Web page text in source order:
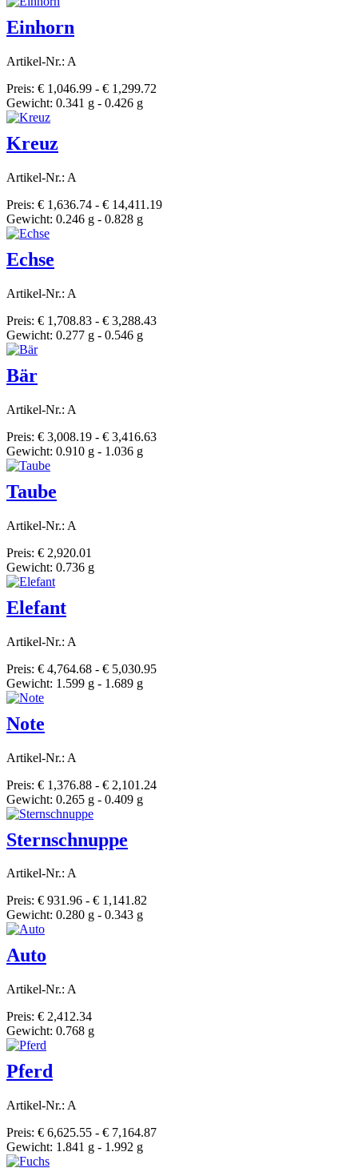
Einhorn
Artikel-Nr.: A
Preis: € 1,046.99 - € 1,299.72
Gewicht: 0.341 g - 0.426 g
Kreuz
Artikel-Nr.: A
Preis: € 1,636.74 - € 14,411.19
Gewicht: 0.246 g - 0.828 g
Echse
Artikel-Nr.: A
Preis: € 1,708.83 - € 3,288.43
Gewicht: 0.277 g - 0.546 g
Bär
Artikel-Nr.: A
Preis: € 3,008.19 - € 3,416.63
Gewicht: 0.910 g - 1.036 g
Taube
Artikel-Nr.: A
Preis: € 2,920.01
Gewicht: 0.736 g
Elefant
Artikel-Nr.: A
Preis: € 4,764.68 - € 5,030.95
Gewicht: 1.599 g - 1.689 g
Note
Artikel-Nr.: A
Preis: € 1,376.88 - € 2,101.24
Gewicht: 0.265 g - 0.409 g
Sternschnuppe
Artikel-Nr.: A
Preis: € 931.96 - € 1,141.82
Gewicht: 0.280 g - 0.343 g
Auto
Artikel-Nr.: A
Preis: € 2,412.34
Gewicht: 0.768 g
Pferd
Artikel-Nr.: A
Preis: € 6,625.55 - € 7,164.87
Gewicht: 1.841 g - 1.992 g